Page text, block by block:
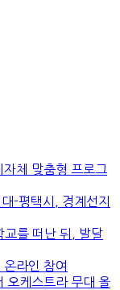
체 맞춤형 프로그
-평택시, 경계선지
교를 떠난 뒤, 발달
라인 참여
오케스트라 무대 올